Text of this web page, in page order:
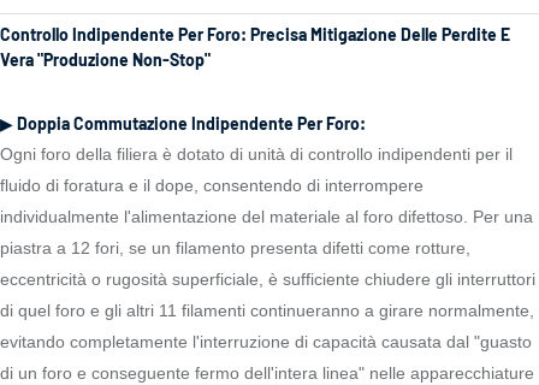
Controllo Indipendente Per Foro: Precisa Mitigazione Delle Perdite E
Vera "produzione Non-Stop"
▶ Doppia Commutazione Indipendente Per Foro:
Ogni foro della filiera è dotato di unità di controllo indipendenti per il
fluido di foratura e il dope, consentendo di interrompere
individualmente l'alimentazione del materiale al foro difettoso. Per una
piastra a 12 fori, se un filamento presenta difetti come rotture,
eccentricità o rugosità superficiale, è sufficiente chiudere gli interruttori
di quel foro e gli altri 11 filamenti continueranno a girare normalmente,
evitando completamente l'interruzione di capacità causata dal "guasto
di un foro e conseguente fermo dell'intera linea" nelle apparecchiature